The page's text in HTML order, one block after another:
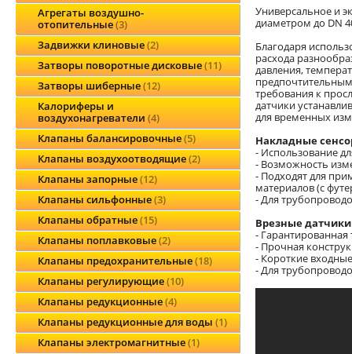
Агрегаты воздушно-
отопительные 3
Задвижки клиновые 2
Затворы поворотные дисковые 11
Затворы шиберные 12
Калориферы и
воздухонагреватели 4
Клапаны балансировочные 5
Клапаны воздухоотводящие 2
Клапаны запорные 12
Клапаны сильфонные 3
Клапаны обратные 15
Клапаны поплавковые 2
Клапаны предохранительные 18
Клапаны регулирующие 10
Клапаны редукционные 4
Клапаны редукционные для воды 1
Клапаны электромагнитные 1
Универсальное и
диаметром до DN
Благодаря
расхода
давления,
требования к
датчики
для временных
Накладные
- Использование
- Возможность
- Подходят для
материалов (с
- Для
Врезные датчики
- Гарантированная
- Прочная
- Короткие
- Для